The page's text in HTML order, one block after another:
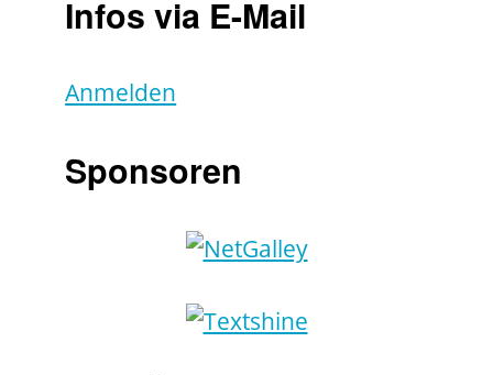
Infos via E-Mail
Anmelden
Sponsoren